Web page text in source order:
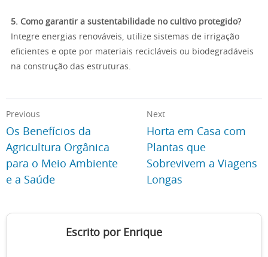
5. Como garantir a sustentabilidade no cultivo protegido?
Integre energias renováveis, utilize sistemas de irrigação
eficientes e opte por materiais recicláveis ou biodegradáveis
na construção das estruturas.
Previous
Os Benefícios da
Agricultura Orgânica
para o Meio Ambiente
e a Saúde
Next
Horta em Casa com
Plantas que
Sobrevivem a Viagens
Longas
Escrito por Enrique